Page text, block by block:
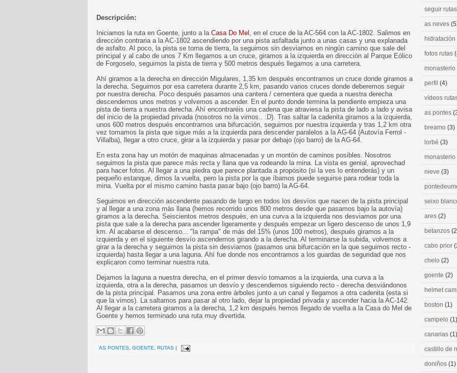
Descripción:
Iniciamos la ruta en Goente, junto a la Casa Do Mel , en el cruce de la AC-564 con la AC-1802. Salimos en
dirección contraria a la AC-1802 ascendiendo por una pista asfaltada junto a unas casas y una explanada
de asfalto. Al poco, la pista se torna de tierra, la seguimos sin desviarnos en ningún camino que sale del
principal y al cabo de unos 7 Km llegamos a un cruce, giramos a la izquierda en dirección al Parque Eólico
de Forgoselo, seguimos la pista de tierra y 500 metros después llegamos a una carretera.
Ahí giramos a la derecha en dirección Migulares, 1,35 km después encontramos un cruce donde giramos a
la derecha. Seguimos por esa carretera durante 2,5 km, pasando varios cruces donde deberemos seguir
por nuestra derecha. Poco después pasamos una cantera / cementera que queda a nuestra derecha
descendemos unos metros y volvemos a ascender. En el punto donde termina la pendiente empieza una
pista de tierra a nuestra derecha. Ahí encontraréis una cadena que atraviesa la pista de lado a lado y avisa
del inicio de la propiedad privada (nosotros no la vimos.. :D). Tras saltar la cadenita giramos a la izquierda,
unos 600 metros después encontramos una bifurcación, seguimos por nuestra izquierda y tras 1,2 km otra
vez tomamos la pista que sigue más a la izquierda para descender paralelos a la AG-64 (Autovía Ferrol -
Villalba), llegar a otro cruce, girar a la izquierda y pasar por debajo (ojo barro) de la AG-64.
En esta zona hay un motón de maquinas almacenadas y un montón de caminos posibles. Nosotros
seguimos la pista que parece más recta y llana que va rodeando la mina. La vista es genial, aprovechad
para hacer fotos. Al llegar a una piedra que parece plantada a propósito (si la ves lo entenderás) y un
pequeño estanque, dimos la vuelta, pero la pista por la que íbamos puede seguirse para rodear toda la
mina. Vuelta por el mismo camino hasta pasar bajo (ojo barro) la AG-64.
Seguimos en dirección ascendente pasando de largo en todos los desvíos que nacen de la pista principal
y al llegar a una zona más llana (hemos recorrido unos 800 metros desde que pasamos bajo la autovía)
giramos a la derecha. Seiscientos metros después, en una curva a la izquierda nos desviamos por una
pista que sale a la derecha para ascender ligeramente y después empezar un ligero descenso de unos 1,9
km. Al acabarse el descenso... "la rampa" de más del 15% (unos 100 metros), después giramos a la
izquierda y en el siguiente desvío ascendemos girando a la derecha. Al terminarse la subida, volvemos a
girar a la derecha y seguimos la pista sin desviarnos (pasamos una bifurcación en la que seguimos recto -
izquierda) hasta llegar a una laguna. Ahí fue donde nos encontramos a los guardas de seguridad que nos
explicaron como terminar nuestra ruta.
Dejamos la laguna a nuestra derecha, en el primer desvío tomamos a la izquierda, una curva a la
izquierda, otra a la derecha, pasamos un desvío y descendemos siguiendo recto - derecha desviándonos
de la pista principal. Pasamos una zona entre árboles junto a un canal y llegamos a otra cadenita (esta si
que la vimos). La saltamos para pasar al otro lado, dejar la propiedad privada y ascender hacia la AC-142.
Al llegar a la carretera giramos a la derecha, 1,2 km después hemos llegado de vuelta a la Casa do Mel de
Goente y hemos terminado una ruta muy divertida.
AS PONTES GOENTE RUTAS |
seguir
as neves
hidratación
fotos rutas
perfil (4)
vídeos
as pontes
breamo (3)
lorbé (3)
nieve (3)
seixo
ares (2)
betanzos
cabo prior
chelo (2)
goente (2)
helmet
boston (1)
campelo (1)
canarias (1)
castillo de
doniños (1)